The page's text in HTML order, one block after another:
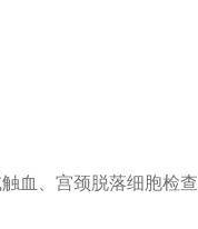
、宫颈脱落细胞检